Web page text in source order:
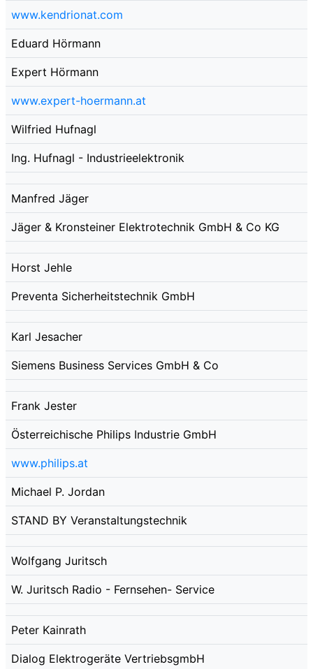
www.kendrionat.com
Eduard Hörmann
Expert Hörmann
www.expert-hoermann.at
Wilfried Hufnagl
Ing. Hufnagl - Industrieelektronik
Manfred Jäger
Jäger & Kronsteiner Elektrotechnik GmbH & Co KG
Horst Jehle
Preventa Sicherheitstechnik GmbH
Karl Jesacher
Siemens Business Services GmbH & Co
Frank Jester
Österreichische Philips Industrie GmbH
www.philips.at
Michael P. Jordan
STAND BY Veranstaltungstechnik
Wolfgang Juritsch
W. Juritsch Radio - Fernsehen- Service
Peter Kainrath
Dialog Elektrogeräte VertriebsgmbH